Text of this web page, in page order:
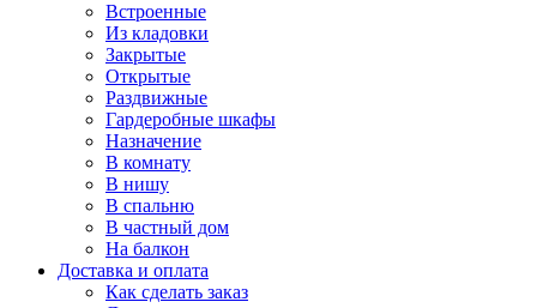
Встроенные
Из кладовки
Закрытые
Открытые
Раздвижные
Гардеробные шкафы
Назначение
В комнату
В нишу
В спальню
В частный дом
На балкон
Доставка и оплата
Как сделать заказ